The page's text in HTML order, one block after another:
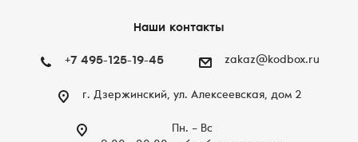
Наши контакты
+7 495-125-19-45 zakaz@kodbox.ru
г. Дзержинский, ул. Алексеевская, дом 2
Пн. – Вc